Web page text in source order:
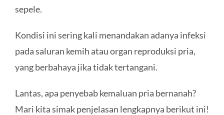
sepele.
Kondisi ini sering kali menandakan adanya infeksi
pada saluran kemih atau organ reproduksi pria,
yang berbahaya jika tidak tertangani.
Lantas, apa penyebab kemaluan pria bernanah?
Mari kita simak penjelasan lengkapnya berikut ini!